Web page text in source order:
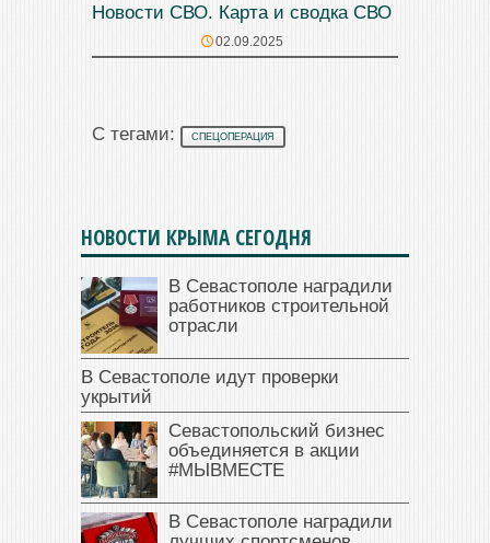
Новости СВО. Карта и сводка СВО
02.09.2025
С тегами: СПЕЦОПЕРАЦИЯ
НОВОСТИ КРЫМА СЕГОДНЯ
В Севастополе наградили
работников строительной
отрасли
В Севастополе идут проверки
укрытий
Севастопольский бизнес
объединяется в акции
#МЫВМЕСТЕ
В Севастополе наградили